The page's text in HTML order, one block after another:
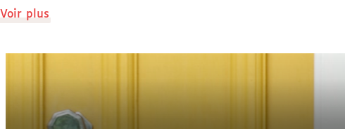
Voir plus